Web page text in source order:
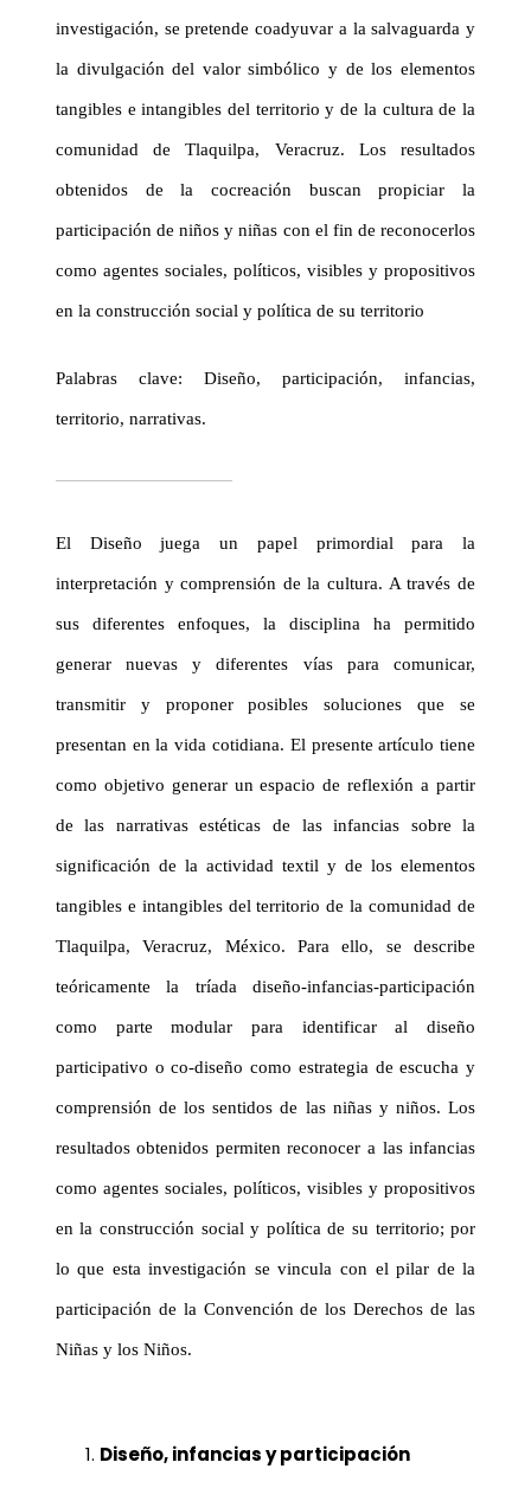
investigación, se pretende coadyuvar a la salvaguarda y
la divulgación del valor simbólico y de los elementos
tangibles e intangibles del territorio y de la cultura de la
comunidad deTlaquilpa, Veracruz. Los resultados
obtenidos de la cocreación buscan propiciar la
participación deniños y niñas con el fin de reconocerlos
como agentes sociales, políticos, visibles y propositivos
en la construcción social y política de su territorio
Palabras clave: Diseño, participación, infancias,
territorio, narrativas.
El Diseño juega un papel primordial para la
interpretación y comprensión de la cultura. A través de
sus diferentes enfoques, la disciplina ha permitido
generar nuevas y diferentes vías para comunicar,
transmitir y proponer posibles soluciones que se
presentan en la vida cotidiana. El presente artículo tiene
como objetivo generar un espacio de reflexión a partir
de las narrativas estéticas de las infancias sobre la
significación de la actividad textil y de los elementos
tangibles e intangibles del territorio de la comunidad de
Tlaquilpa, Veracruz, México. Para ello, se describe
teóricamente la tríada diseño-infancias-participación
como parte modular para identificar al diseño
participativo oco-diseño como estrategia de escucha y
comprensión de los sentidos de las niñas y niños. Los
resultados obtenidos permiten reconocer a las infancias
como agentes sociales, políticos, visibles y propositivos
en la construcción social y política de su territorio; por
lo que esta investigación se vincula con el pilar de la
participación de la Convención de los Derechos de las
Niñas y los Niños.
Diseño, infancias y participación